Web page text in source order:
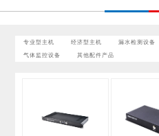
专业型主机 经济型主机 漏水检测设备
气体监控设备 其他配件产品